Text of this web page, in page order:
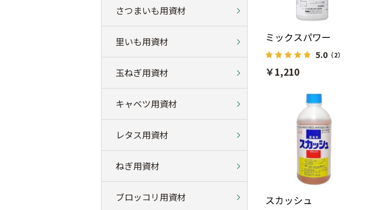
さつまいも用資材
里いも用資材
玉ねぎ用資材
キャベツ用資材
レタス用資材
ねぎ用資材
ブロッコリ用資材
ミックスパワー
5.0（2）
￥1,210
スカッシュ